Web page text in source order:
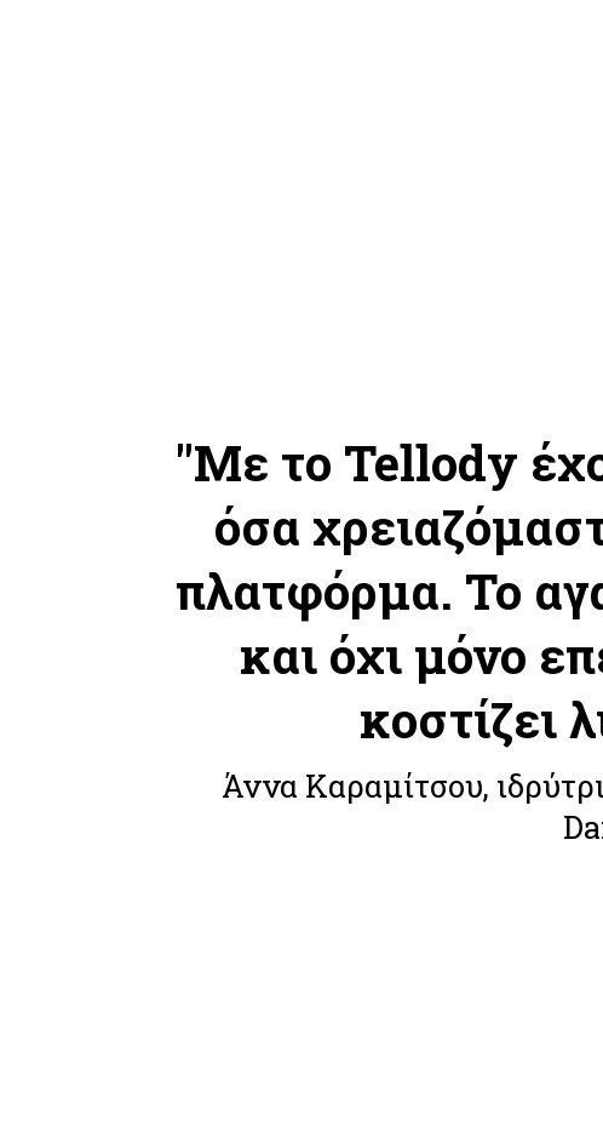
"Με το Tellody
όσα
πλατφόρμα. Το
και όχι μόνο
κοστίζει
Άννα Καραμίτσου,